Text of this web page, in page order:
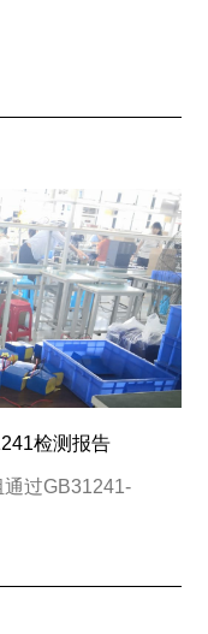
检测报告
过GB31241-